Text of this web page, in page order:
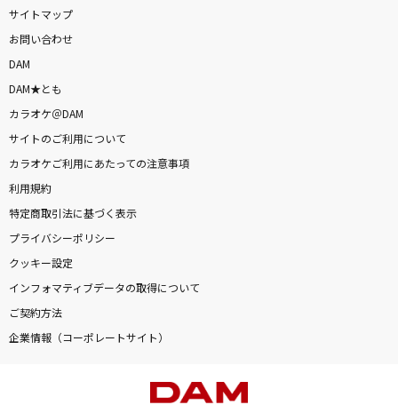
サイトマップ
お問い合わせ
DAM
DAM★とも
カラオケ＠DAM
サイトのご利用について
カラオケご利用にあたっての注意事項
利用規約
特定商取引法に基づく表示
プライバシーポリシー
クッキー設定
インフォマティブデータの取得について
ご契約方法
企業情報（コーポレートサイト）